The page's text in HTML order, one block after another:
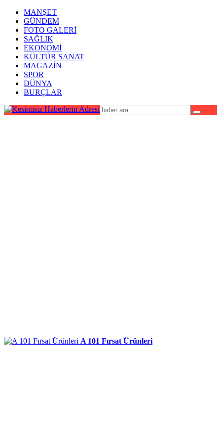
MANŞET
GÜNDEM
FOTO GALERİ
SAĞLIK
EKONOMİ
KÜLTÜR SANAT
MAGAZİN
SPOR
DÜNYA
BURÇLAR
A 101 Fırsat Ürünleri